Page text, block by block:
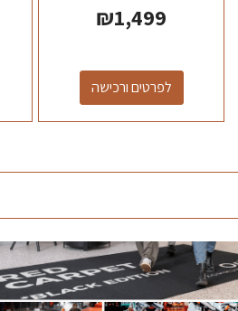
₪1,499
לפרטים ורכישה